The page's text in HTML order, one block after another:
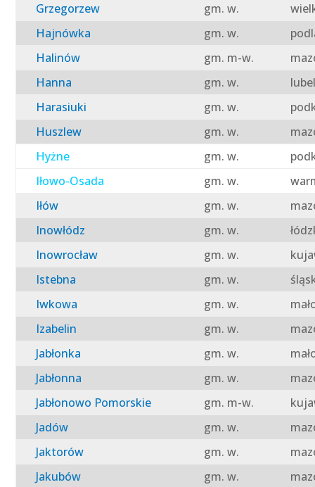
Grzegorzew
gm. w.
Hajnówka
gm. w.
Halinów
gm. m-w.
Hanna
gm. w.
Harasiuki
gm. w.
Huszlew
gm. w.
Hyżne
gm. w.
Iłowo-Osada
gm. w.
Iłów
gm. w.
Inowłódz
gm. w.
Inowrocław
gm. w.
Istebna
gm. w.
Iwkowa
gm. w.
Izabelin
gm. w.
Jabłonka
gm. w.
Jabłonna
gm. w.
Jabłonowo Pomorskie
gm. m-w.
Jadów
gm. w.
Jaktorów
gm. w.
Jakubów
gm. w.